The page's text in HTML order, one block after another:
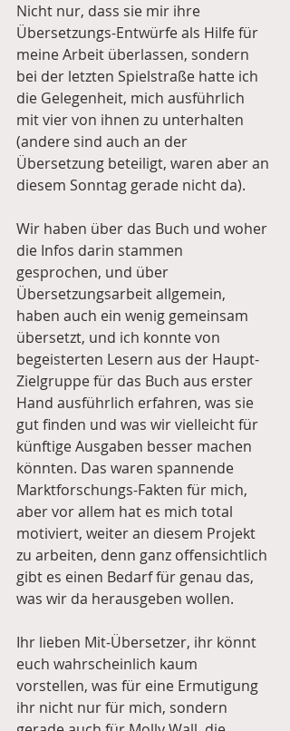
Nicht nur, dass sie mir ihre
Übersetzungs-Entwürfe als Hilfe für
meine Arbeit überlassen, sondern
bei der letzten Spielstraße hatte ich
die Gelegenheit, mich ausführlich
mit vier von ihnen zu unterhalten
(andere sind auch an der
Übersetzung beteiligt, waren aber an
diesem Sonntag gerade nicht da).
Wir haben über das Buch und woher
die Infos darin stammen
gesprochen, und über
Übersetzungsarbeit allgemein,
haben auch ein wenig gemeinsam
übersetzt, und ich konnte von
begeisterten Lesern aus der Haupt-
Zielgruppe für das Buch aus erster
Hand ausführlich erfahren, was sie
gut finden und was wir vielleicht für
künftige Ausgaben besser machen
könnten. Das waren spannende
Marktforschungs-Fakten für mich,
aber vor allem hat es mich total
motiviert, weiter an diesem Projekt
zu arbeiten, denn ganz offensichtlich
gibt es einen Bedarf für genau das,
was wir da herausgeben wollen.
Ihr lieben Mit-Übersetzer, ihr könnt
euch wahrscheinlich kaum
vorstellen, was für eine Ermutigung
ihr nicht nur für mich, sondern